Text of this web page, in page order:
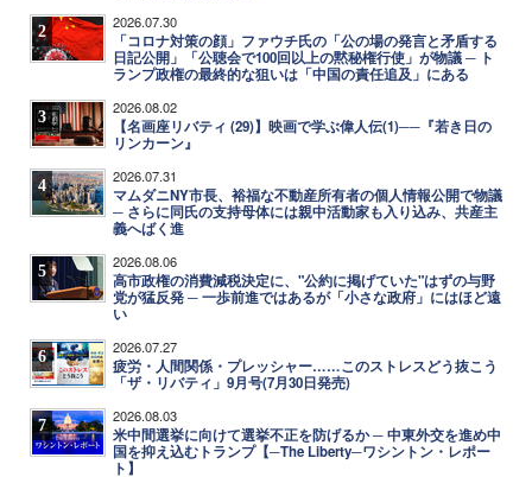
2 2026.07.30
「コロナ対策の顔」ファウチ氏の「公の場の発言と矛盾する
日記公開」「公聴会で100回以上の黙秘権行使」が物議 ─ ト
ランプ政権の最終的な狙いは「中国の責任追及」にある
3 2026.08.02
【名画座リバティ (29)】映画で学ぶ偉人伝(1)──『若き日の
リンカーン』
4 2026.07.31
マムダニNY市長、裕福な不動産所有者の個人情報公開で物議
─ さらに同氏の支持母体には親中活動家も入り込み、共産主
義へばく進
5 2026.08.06
高市政権の消費減税決定に、"公約に掲げていた"はずの与野
党が猛反発 ─ 一歩前進ではあるが「小さな政府」にはほど遠
い
6 2026.07.27
疲労・人間関係・プレッシャー……このストレスどう抜こう
「ザ・リバティ」9月号(7月30日発売)
7 2026.08.03
米中間選挙に向けて選挙不正を防げるか ─ 中東外交を進め中
国を抑え込むトランプ【─The Liberty─ワシントン・レポー
ト】